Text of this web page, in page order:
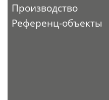
Производство
Референц-объекты